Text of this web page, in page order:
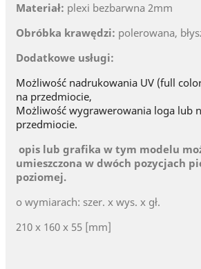
Materiał: plexi bezbarwna 2mm
Obróbka krawędzi: polerowana,
Dodatkowe usługi:
Możliwość nadrukowania UV (full
na przedmiocie,
Możliwość wygrawerowania loga lub
przedmiocie.
opis lub grafika w tym modelu
umieszczona w dwóch pozycjach
poziomej.
o wymiarach: szer. x wys. x gł.
210 x 160 x 55 [mm]